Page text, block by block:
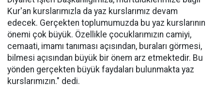
Kur'an kurslarımızla da yaz kurslarımız devam
edecek. Gerçekten toplumumuzda bu yaz kurslarının
önemi çok büyük. Özellikle çocuklarımızın camiyi,
cemaati, imamı tanıması açısından, buraları görmesi,
bilmesi açısından büyük bir önem arz etmektedir. Bu
yönden gerçekten büyük faydaları bulunmakta yaz
kurslarımızın." dedi.